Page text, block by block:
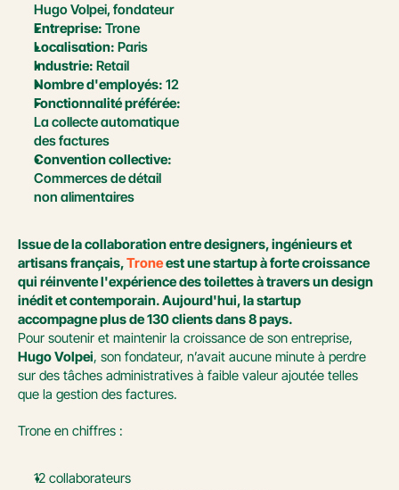
Issue de la collaboration entre designers, ingénieurs et
artisans français, Trone est une startup à forte croissance
qui réinvente l'expérience des toilettes à travers un design
inédit et contemporain. Aujourd'hui, la startup
accompagne plus de 130 clients dans 8 pays.
Hugo Volpei, son fondateur, n’avait aucune minute à perdre
sur des tâches administratives à faible valeur ajoutée telles
que la gestion des factures.
Trone en chiffres :
12 collaborateurs
Hugo Volpei, fondateur
Entreprise: Trone
Localisation: Paris
Industrie: Retail
Nombre d'employés: 12
Fonctionnalité préférée:
La collecte automatique
des factures
Convention collective:
Commerces de détail
non alimentaires